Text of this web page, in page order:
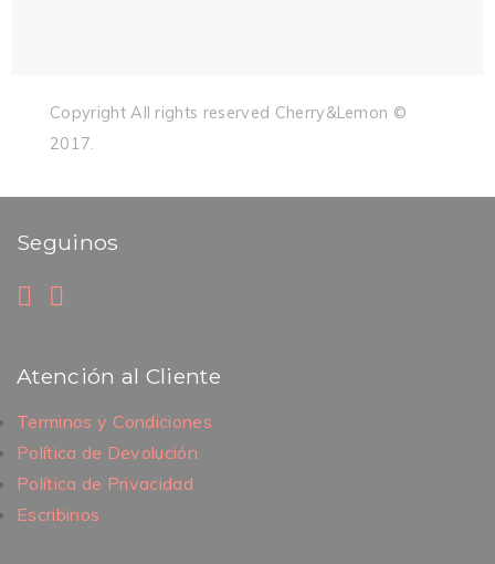
Copyright All rights reserved Cherry&Lemon ©
2017.
Seguinos
Atención al Cliente
Terminos y Condiciones
Política de Devolución
Política de Privacidad
Escribinos